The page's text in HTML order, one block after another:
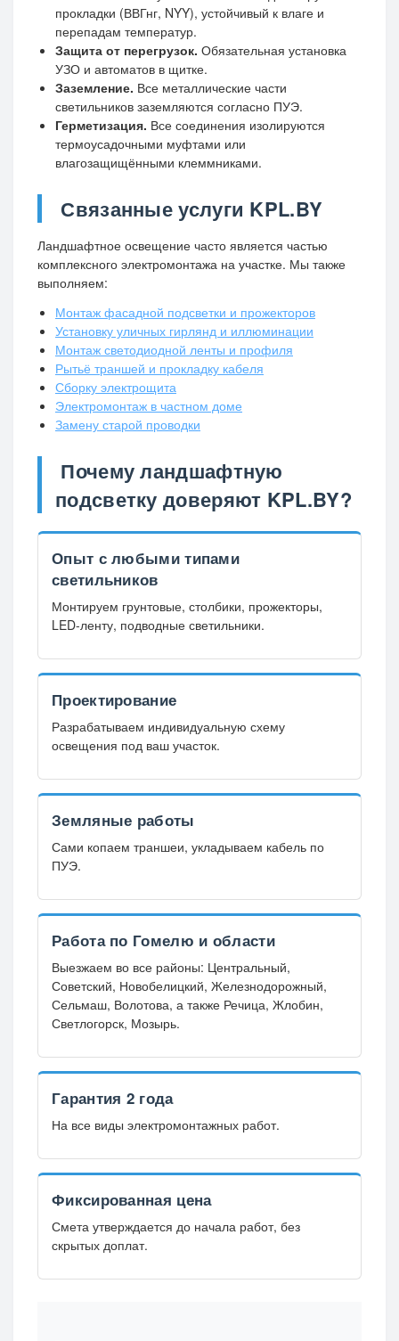
прокладки (ВВГнг, NYY), устойчивый к влаге и
перепадам температур.
Защита от перегрузок. Обязательная установка
УЗО и автоматов в щитке.
Заземление. Все металлические части
светильников заземляются согласно ПУЭ.
Герметизация. Все соединения изолируются
термоусадочными муфтами или
влагозащищёнными клеммниками.
Связанные услуги KPL.BY
Ландшафтное освещение часто является частью
комплексного электромонтажа на участке. Мы также
выполняем:
Монтаж фасадной подсветки и прожекторов
Установку уличных гирлянд и иллюминации
Монтаж светодиодной ленты и профиля
Рытьё траншей и прокладку кабеля
Сборку электрощита
Электромонтаж в частном доме
Замену старой проводки
Почему ландшафтную
подсветку доверяют KPL.BY?
Опыт с любыми типами
светильников
Монтируем грунтовые, столбики, прожекторы,
LED-ленту, подводные светильники.
Проектирование
Разрабатываем индивидуальную схему
освещения под ваш участок.
Земляные работы
Сами копаем траншеи, укладываем кабель по
ПУЭ.
Работа по Гомелю и области
Выезжаем во все районы: Центральный,
Советский, Новобелицкий, Железнодорожный,
Сельмаш, Волотова, а также Речица, Жлобин,
Светлогорск, Мозырь.
Гарантия 2 года
На все виды электромонтажных работ.
Фиксированная цена
Смета утверждается до начала работ, без
скрытых доплат.